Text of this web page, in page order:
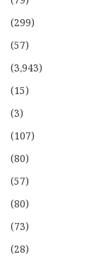
(299)
(57)
(3،943)
(15)
(3)
(107)
(80)
(57)
(80)
(73)
(28)